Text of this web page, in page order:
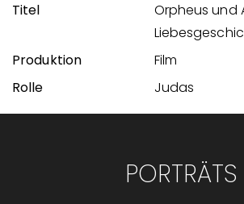
Orpheus und
Film
Judas
PORTRÄTS